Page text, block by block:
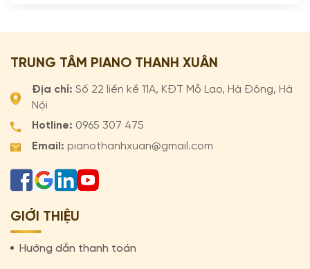
TRUNG TÂM PIANO THANH XUÂN
Địa chỉ: Số 22 liền kề 11A, KĐT Mỗ Lao, Hà Đông, Hà
Nội
Hotline: 0965 307 475
Email: pianothanhxuan@gmail.com
GIỚI THIỆU
Hướng dẫn thanh toán